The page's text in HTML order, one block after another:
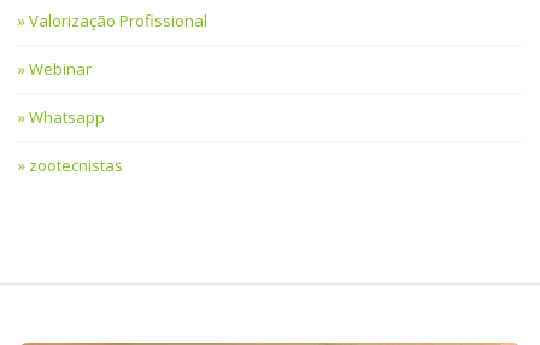
Valorização Profissional
Webinar
Whatsapp
zootecnistas